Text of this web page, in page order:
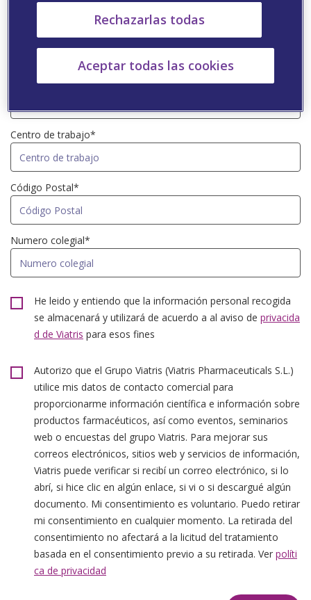
Dirección de correo electrónico*
Especialidad*
Centro de trabajo*
Código Postal*
Numero colegial*
He leido y entiendo que la información personal recogida
se almacenará y utilizará de acuerdo a al aviso de privacida
d de Viatris para esos fines
Autorizo que el Grupo Viatris (Viatris Pharmaceuticals S.L.)
utilice mis datos de contacto comercial para
proporcionarme información científica e información sobre
productos farmacéuticos, así como eventos, seminarios
web o encuestas del grupo Viatris. Para mejorar sus
correos electrónicos, sitios web y servicios de información,
Viatris puede verificar si recibí un correo electrónico, si lo
abrí, si hice clic en algún enlace, si vi o si descargué algún
documento. Mi consentimiento es voluntario. Puedo retirar
mi consentimiento en cualquier momento. La retirada del
consentimiento no afectará a la licitud del tratamiento
basada en el consentimiento previo a su retirada. Ver políti
ca de privacidad
Rechazarlas todas
Aceptar todas las cookies